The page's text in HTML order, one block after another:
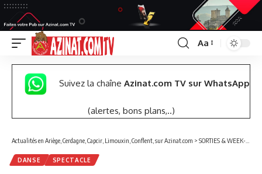
Font
Resizer
Aa
Suivez la chaîne Azinat.com TV sur WhatsApp
(alertes, bons plans,..)
Actualités en Ariège, Cerdagne, Capcir, Limouxin, Conflent, sur Azinat.com > SORTIES & WEEK-END
DANSE SPECTACLE